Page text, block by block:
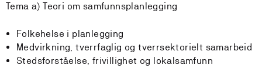
Tema a) Teori om samfunnsplanlegging
Folkehelse i planlegging
Medvirkning, tverrfaglig og tverrsektorielt samarbeid
Stedsforståelse, frivillighet og lokalsamfunn